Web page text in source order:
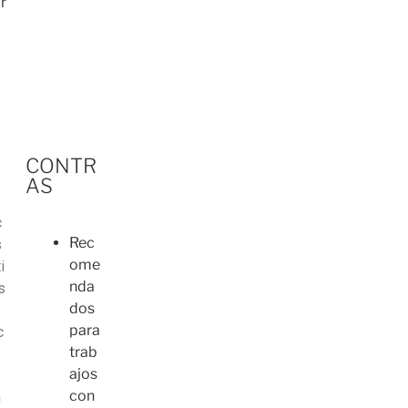
CONTR
AS
Rec
ome
nda
dos
para
trab
ajos
con